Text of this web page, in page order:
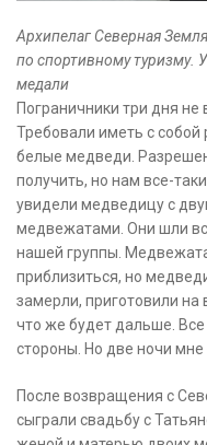
Архипелаг Северная
по спортивному туризму.
медали
Пограничники три дня не
Требовали иметь с собой
белые медведи.
получить, но нам все-
увидели медведицу с
медвежатами. Они шли
нашей группы.
приблизиться, но
замерли, приготовили на
что же будет дальше.
стороны. Но две ночи
После возвращения с
сыграли свадьбу с